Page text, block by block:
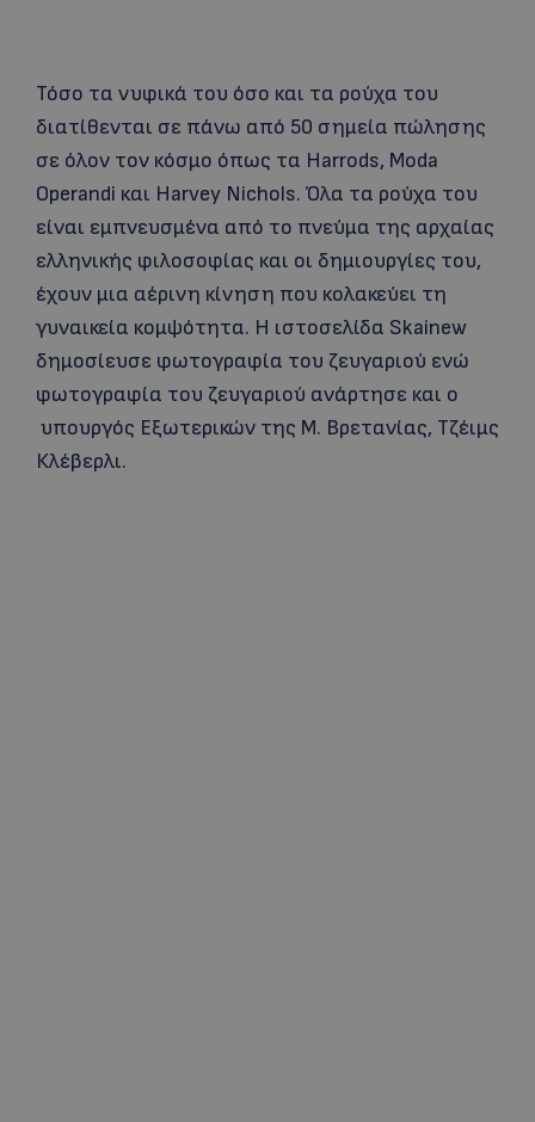
Τόσο τα νυφικά του όσο και τα ρούχα του
διατίθενται σε πάνω από 50 σημεία πώλησης
σε όλον τον κόσμο όπως τα Harrods, Moda
Operandi και Harvey Nichols. Όλα τα ρούχα του
είναι εμπνευσμένα από το πνεύμα της αρχαίας
ελληνικής φιλοσοφίας και οι δημιουργίες του,
έχουν μια αέρινη κίνηση που κολακεύει τη
γυναικεία κομψότητα. Η ιστοσελίδα Skainew
δημοσίευσε φωτογραφία του ζευγαριού ενώ
φωτογραφία του ζευγαριού ανάρτησε και ο
υπουργός Εξωτερικών της Μ. Βρετανίας, Τζέιμς
Κλέβερλι.